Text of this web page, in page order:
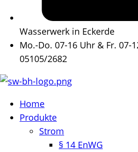
Wasserwerk in Eckerde
Mo.-Do. 07-16 Uhr & Fr. 07-
05105/2682
Home
Produkte
Strom
§ 14 EnWG